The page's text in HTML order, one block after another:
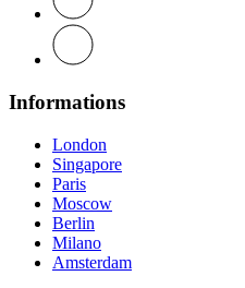
Informations
London
Singapore
Paris
Moscow
Berlin
Milano
Amsterdam